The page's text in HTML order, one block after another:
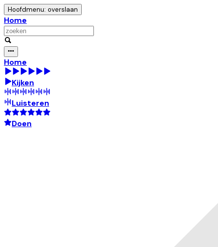
Hoofdmenu: overslaan
Home
Home
Kijken
Luisteren
Doen